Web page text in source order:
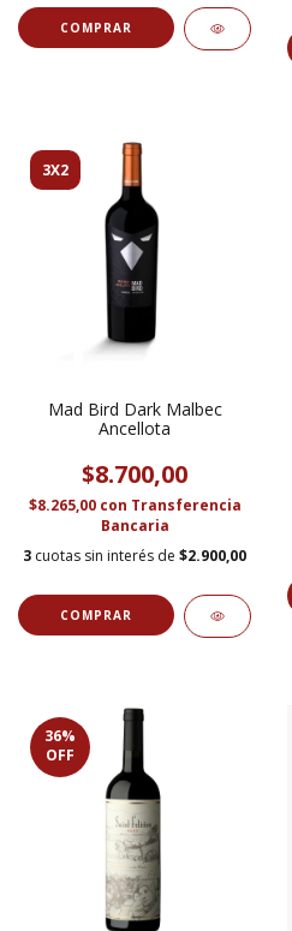
3X2
Mad Bird Dark Malbec
Ancellota
$8.700,00
$8.265,00 con Transferencia
Bancaria
3 cuotas sin interés de $2.900,00
36%
OFF